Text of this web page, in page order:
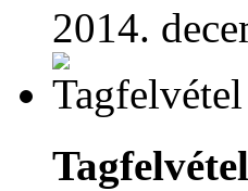
2014.
Tagfelvétel